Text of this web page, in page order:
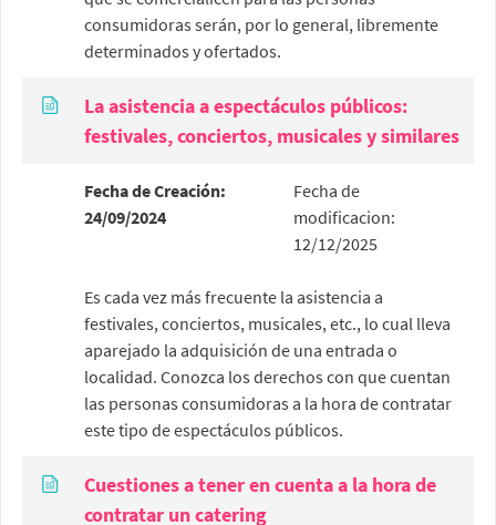
consumidoras serán, por lo general, libremente
determinados y ofertados.
La asistencia a espectáculos públicos:
festivales, conciertos, musicales y similares
Fecha de Creación:
24/09/2024
Fecha de
modificacion:
12/12/2025
Es cada vez más frecuente la asistencia a
festivales, conciertos, musicales, etc., lo cual lleva
aparejado la adquisición de una entrada o
localidad. Conozca los derechos con que cuentan
las personas consumidoras a la hora de contratar
este tipo de espectáculos públicos.
Cuestiones a tener en cuenta a la hora de
contratar un catering